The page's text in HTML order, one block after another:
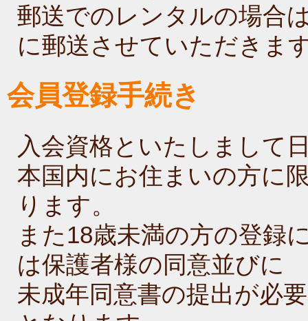
郵送でのレンタルの場合
に郵送させていただきま
会員登録手続き
入会資格といたしまして
本国内にお住まいの方に
ります。
また18歳未満の方の登録
は保護者様の同意並びに
未成年同意書の提出が必要